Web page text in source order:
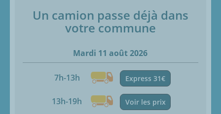
Un camion passe déjà dans
votre commune
Mardi 11 août 2026
7h-13h Express 31€
13h-19h Voir les prix